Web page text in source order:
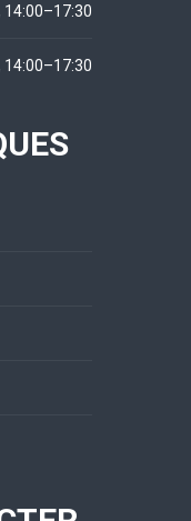
14:00–17:30
14:00–17:30